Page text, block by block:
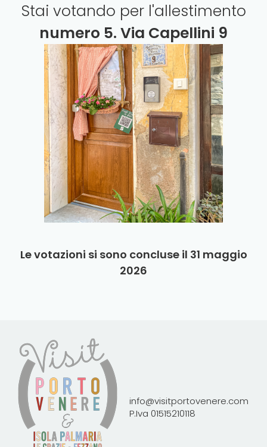
Stai votando per l'allestimento
numero 5. Via Capellini 9
Le votazioni si sono concluse il 31 maggio
2026
info@visitportovenere.com
P.Iva 01515210118